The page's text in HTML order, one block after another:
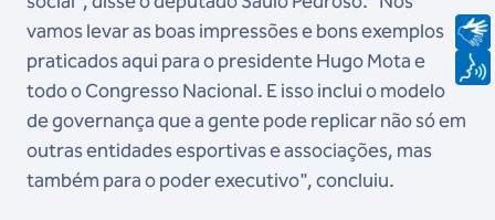
vamos levar as boas impressões e bons exemplos
praticados aqui para o presidente Hugo Mota e
todo o Congresso Nacional. E isso inclui o modelo
de governança que a gente pode replicar não só em
outras entidades esportivas e associações, mas
também para o poder executivo", concluiu.